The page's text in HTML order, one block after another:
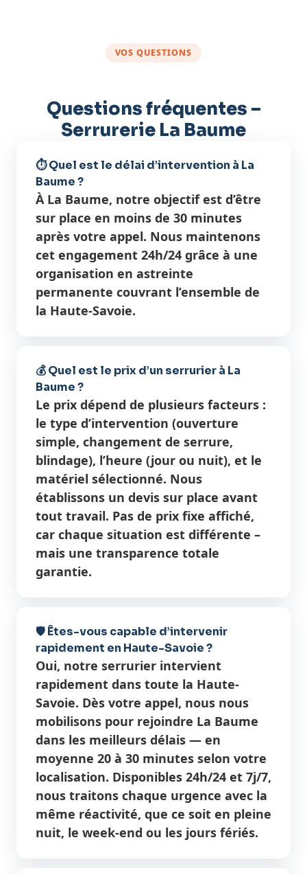
VOS QUESTIONS
Questions fréquentes –
Serrurerie La Baume
⏱️ Quel est le délai d’intervention à La
Baume ?
À La Baume, notre objectif est d’être
sur place en moins de 30 minutes
après votre appel. Nous maintenons
cet engagement 24h/24 grâce à une
organisation en astreinte
permanente couvrant l’ensemble de
la Haute-Savoie.
💰 Quel est le prix d’un serrurier à La
Baume ?
Le prix dépend de plusieurs facteurs :
le type d’intervention (ouverture
simple, changement de serrure,
blindage), l’heure (jour ou nuit), et le
matériel sélectionné. Nous
établissons un devis sur place avant
tout travail. Pas de prix fixe affiché,
car chaque situation est différente –
mais une transparence totale
garantie.
🛡️ Êtes-vous capable d’intervenir
rapidement en Haute-Savoie ?
Oui, notre serrurier intervient
rapidement dans toute la Haute-
Savoie. Dès votre appel, nous nous
mobilisons pour rejoindre La Baume
dans les meilleurs délais — en
moyenne 20 à 30 minutes selon votre
localisation. Disponibles 24h/24 et 7j/7,
nous traitons chaque urgence avec la
même réactivité, que ce soit en pleine
nuit, le week-end ou les jours fériés.